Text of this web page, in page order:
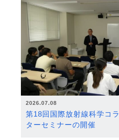
2026.07.08
第18回国際放射線科学コ
ターセミナーの開催